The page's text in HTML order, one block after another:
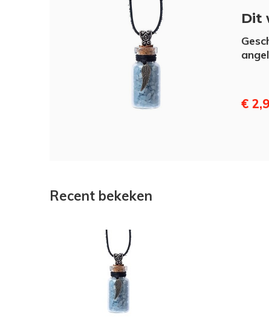
Dit
€
Recent bekeken